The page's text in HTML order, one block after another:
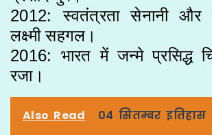
2012: स्वतंत्रता सेनानी और
लक्ष्मी सहगल।
2016: भारत में जन्मे प्रसिद्ध
रजा।
Also Read 04 सितम्बर